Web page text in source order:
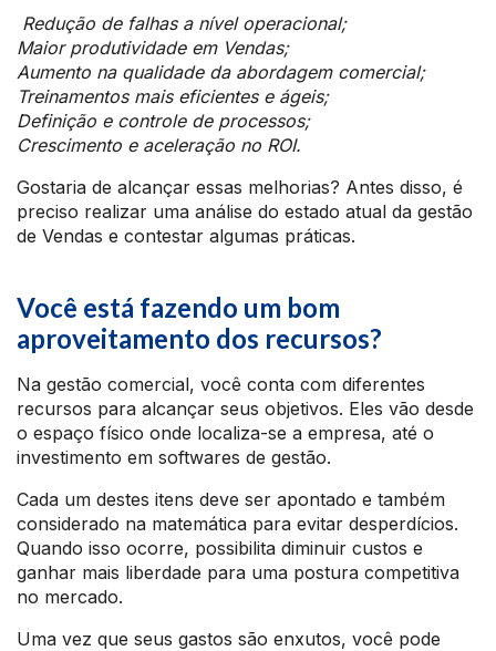
Redução de falhas a nível operacional;
Maior produtividade em Vendas;
Aumento na qualidade da abordagem comercial;
Treinamentos mais eficientes e ágeis;
Definição e controle de processos;
Crescimento e aceleração no ROI.
Gostaria de alcançar essas melhorias? Antes disso, é
preciso realizar uma análise do estado atual da gestão
de Vendas e contestar algumas práticas.
Você está fazendo um bom
aproveitamento dos recursos?
Na gestão comercial, você conta com diferentes
recursos para alcançar seus objetivos. Eles vão desde
o espaço físico onde localiza-se a empresa, até o
investimento em softwares de gestão.
Cada um destes itens deve ser apontado e também
considerado na matemática para evitar desperdícios.
Quando isso ocorre, possibilita diminuir custos e
ganhar mais liberdade para uma postura competitiva
no mercado.
Uma vez que seus gastos são enxutos, você pode